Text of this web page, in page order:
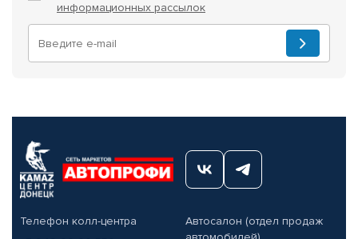
информационных рассылок
Телефон колл-центра
Автосалон (отдел продаж